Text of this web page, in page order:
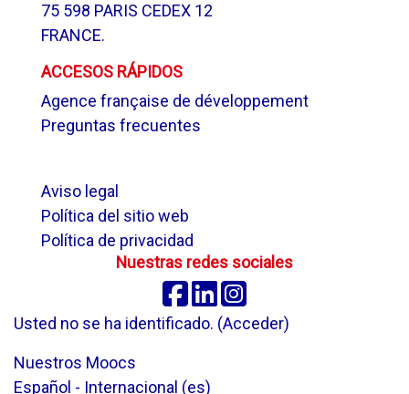
75 598 PARIS CEDEX 12
FRANCE.
ACCESOS RÁPIDOS
Agence française de développement
Preguntas frecuentes
Aviso legal
Política del sitio web
Política de privacidad
Nuestras redes sociales
Facebook
Linkedin
Usted no se ha identificado. (Acceder)
Nuestros Moocs
Español - Internacional ‎(es)‎